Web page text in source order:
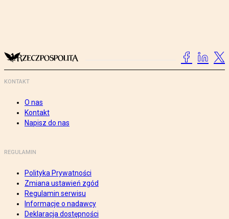
KONTAKT
O nas
Kontakt
Napisz do nas
REGULAMIN
Polityka Prywatności
Zmiana ustawień zgód
Regulamin serwisu
Informacje o nadawcy
Deklaracja dostępności